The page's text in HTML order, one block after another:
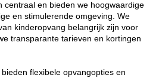
centraal en bieden we hoogwaardige
en stimulerende omgeving. We
kinderopvang belangrijk zijn voor
transparante tarieven en kortingen
flexibele opvangopties en